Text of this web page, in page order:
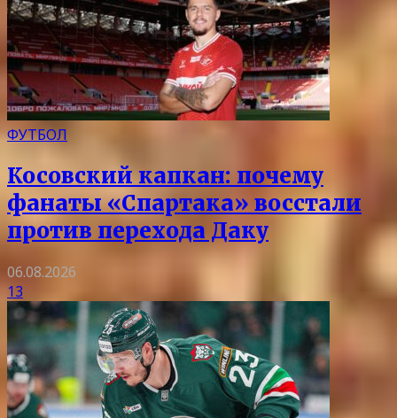
ФУТБОЛ
Косовский капкан: почему
фанаты «Спартака» восстали
против перехода Даку
06.08.2026
13